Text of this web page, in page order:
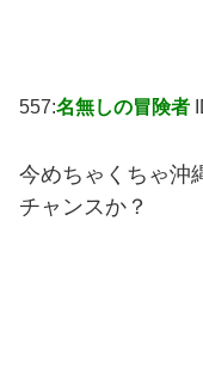
557:名無しの冒険者
今めちゃくちゃ沖
チャンスか？